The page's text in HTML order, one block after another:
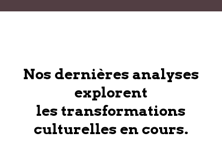
Nos dernières analyses
explorent
les transformations
culturelles en cours.